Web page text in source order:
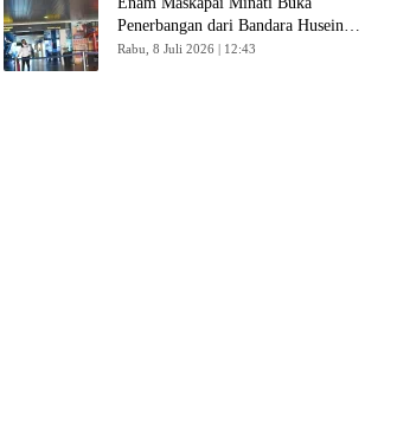
Penerbangan dari Bandara Husein
Sastranegara
Rabu, 8 Juli 2026 | 12:43